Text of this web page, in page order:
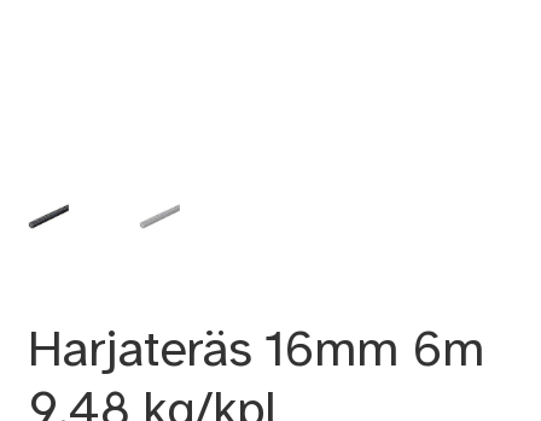
Harjateräs 16mm 6m